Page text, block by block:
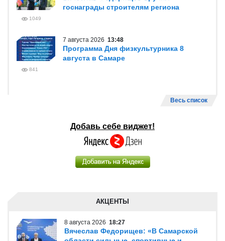
госнаграды строителям региона
1049
7 августа 2026 13:48
Программа Дня физкультурника 8
августа в Самаре
841
Весь список
Добавь себе виджет!
АКЦЕНТЫ
8 августа 2026 18:27
Вячеслав Федорищев: «В Самарской